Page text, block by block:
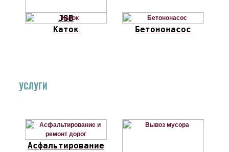
JSB
Каток
Бетононасос
УСЛУГИ
Асфальтирование